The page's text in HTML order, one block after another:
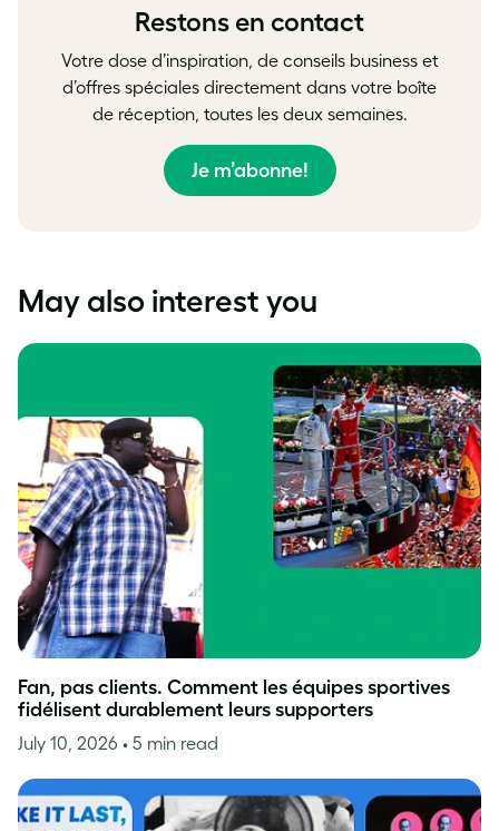
Restons en contact
Votre dose d’inspiration, de conseils business et
d’offres spéciales directement dans votre boîte
de réception, toutes les deux semaines.
Je m’abonne!
May also interest you
Fan, pas clients. Comment les équipes sportives
fidélisent durablement leurs supporters
July 10, 2026 • 5 min read